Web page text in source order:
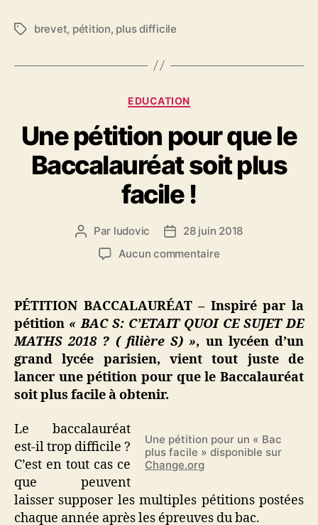
Étiquettes
brevet, pétition, plus difficile
Catégories
EDUCATION
Une pétition pour que le
Baccalauréat soit plus
facile !
Auteur
l’article
Par ludovic
Date28 juin 2018
Aucun commentairesur
pour
que
le
Baccalauréat
soit
plus
PÉTITION BACCALAURÉAT – Inspiré par la
pétition « BAC S: C’ETAIT QUOI CE SUJET DE
MATHS 2018 ? ( filière S) », un lycéen d’un
grand lycée parisien, vient tout juste de
lancer une pétition pour que le Baccalauréat
soit plus facile à obtenir.
Une pétition pour un « Bac
plus facile » disponible sur
Change.org
Le baccalauréat
est-il trop difficile ?
C’est en tout cas ce
que peuvent
laisser supposer les multiples pétitions postées
chaque année après les épreuves du bac.